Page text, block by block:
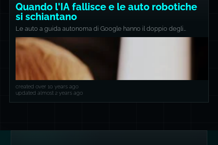
Quando l'IA fallisce e le auto robotiche
si schiantano
Le auto a guida autonoma di Google hanno il doppio degli
incidenti rispetto ai conducenti umani.
created over 10 years ago
updated almost 2 years ago